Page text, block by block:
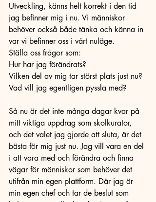
Utveckling, känns helt korrekt i den tid
jag befinner mig i nu. Vi människor
behöver också både tänka och känna in
var vi befinner oss i vårt nuläge.
Ställa oss frågor som:
Hur har jag förändrats?
Vilken del av mig tar störst plats just nu?
Vad vill jag egentligen pyssla med?
Så nu är det inte många dagar kvar på
mitt viktiga uppdrag som skolkurator,
och det valet jag gjorde att sluta, är det
bästa för mig just nu. Jag vill vara en del
i att vara med och förändra och finna
vägar för människor som behöver det
utifrån min egen plattform. Där jag är
min egen chef och tar de beslut som